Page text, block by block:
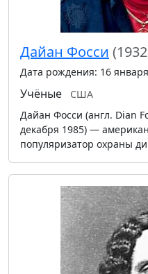
Дайан Фосси
Дата рождения: 16
Учёные
США
Дайан Фосси (англ. Dian
декабря 1985) —
популяризатор охраны